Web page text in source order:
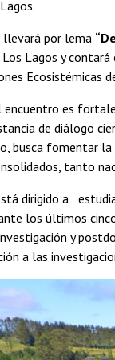
por lema
Lagos y
Ecosistémicas
es
de diálogo
busca fomentar
tanto
dirigido a
los últimos
y
a las